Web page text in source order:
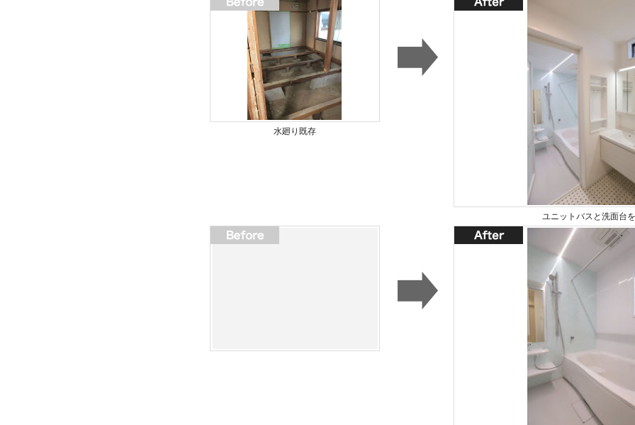
水廻り既存
ユニットバスと洗面台